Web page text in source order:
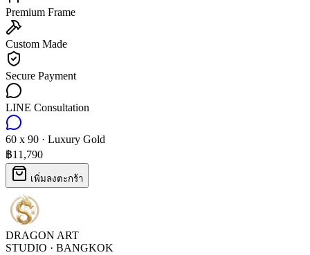
Premium Frame
Custom Made
Secure Payment
LINE Consultation
60 x 90 · Luxury Gold
฿11,790
เพิ่มลงตะกร้า
DRAGON ART
STUDIO · BANGKOK